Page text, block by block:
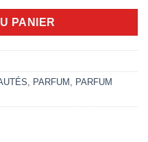
PANIER
PARFUM
PARFUM